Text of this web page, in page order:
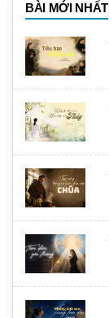
BÀI MỚI NHẤT